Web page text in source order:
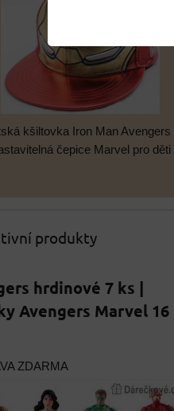
kšiltovka Iron Man Avengers
čepice Marvel pro děti
produkty
hrdinové 7 ks |
Avengers Marvel 16
ZDARMA